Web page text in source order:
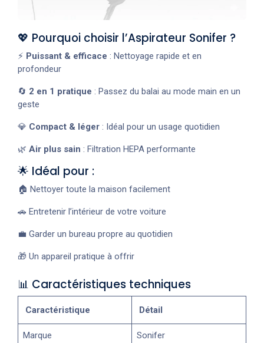
💖 Pourquoi choisir l’Aspirateur Sonifer ?
⚡ Puissant & efficace : Nettoyage rapide et en
profondeur
🔄 2 en 1 pratique : Passez du balai au mode main en un
geste
💎 Compact & léger : Idéal pour un usage quotidien
🌿 Air plus sain : Filtration HEPA performante
🌟 Idéal pour :
🏠 Nettoyer toute la maison facilement
🚗 Entretenir l’intérieur de votre voiture
💼 Garder un bureau propre au quotidien
🎁 Un appareil pratique à offrir
📊 Caractéristiques techniques
Caractéristique Détail
Marque Sonifer